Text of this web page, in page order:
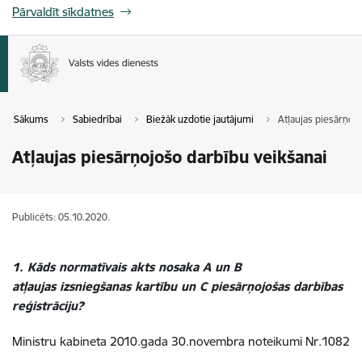
Pārvaldīt sīkdatnes
Sākums Sabiedrībai Biežāk uzdotie jautājumi Atļaujas
Atļaujas piesārņojošo darbību veikšanai
Publicēts: 05.10.2020.
1. Kāds normatīvais akts nosaka A un B
atļaujas izsniegšanas kartību un C piesārņojošas darbības
reģistrāciju?
Ministru kabineta 2010.gada 30.novembra noteikumi Nr.1082